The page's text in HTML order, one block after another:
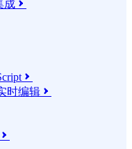
成 

时编辑 
